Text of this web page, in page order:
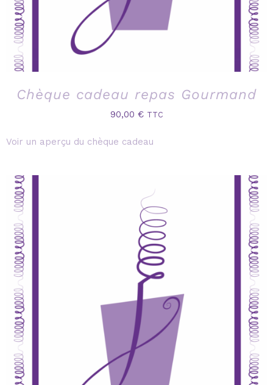
Chèque cadeau repas Gourmand
90,00 € TTC
Voir un aperçu du chèque cadeau